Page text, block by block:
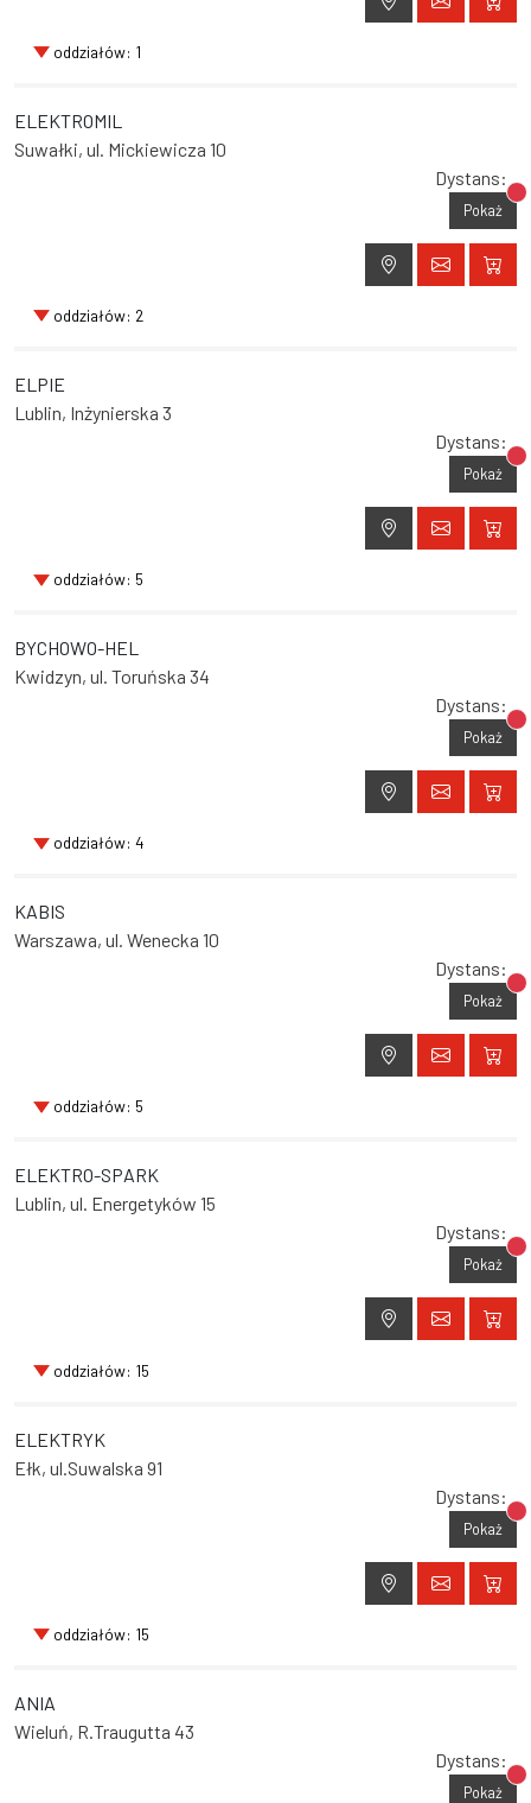
oddziałów: 1
ELEKTROMIL
Suwałki, ul. Mickiewicza 10
Dystans:
Pokaż
oddziałów: 2
ELPIE
Lublin, Inżynierska 3
Dystans:
Pokaż
oddziałów: 5
BYCHOWO-HEL
Kwidzyn, ul. Toruńska 34
Dystans:
Pokaż
oddziałów: 4
KABIS
Warszawa, ul. Wenecka 10
Dystans:
Pokaż
oddziałów: 5
ELEKTRO-SPARK
Lublin, ul. Energetyków 15
Dystans:
Pokaż
oddziałów: 15
ELEKTRYK
Ełk, ul.Suwalska 91
Dystans:
Pokaż
oddziałów: 15
ANIA
Wieluń, R.Traugutta 43
Dystans:
Pokaż